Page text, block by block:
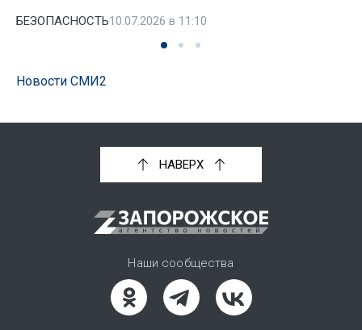
БЕЗОПАСНОСТЬ10.07.2026 в 11:10
Новости СМИ2
НАВЕРХ
Наши сообщества